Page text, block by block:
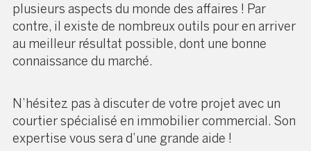
plusieurs aspects du monde des affaires ! Par
contre, il existe de nombreux outils pour en arriver
au meilleur résultat possible, dont une bonne
connaissance du marché.
N’hésitez pas à discuter de votre projet avec un
courtier spécialisé en immobilier commercial. Son
expertise vous sera d’une grande aide !